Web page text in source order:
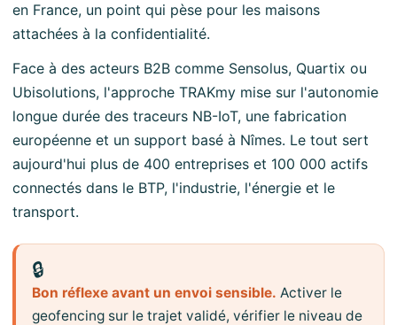
en France, un point qui pèse pour les maisons
attachées à la confidentialité.
Face à des acteurs B2B comme Sensolus, Quartix ou
Ubisolutions, l'approche TRAKmy mise sur l'autonomie
longue durée des traceurs NB-IoT, une fabrication
européenne et un support basé à Nîmes. Le tout sert
aujourd'hui plus de 400 entreprises et 100 000 actifs
connectés dans le BTP, l'industrie, l'énergie et le
transport.
🔒
Bon réflexe avant un envoi sensible. Activer le
geofencing sur le trajet validé, vérifier le niveau de